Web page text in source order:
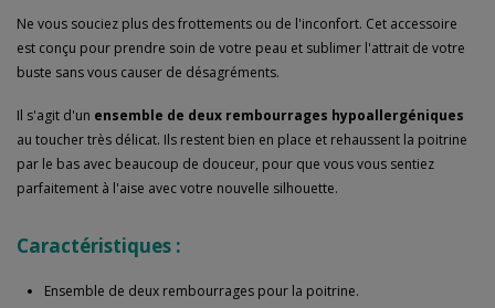
Ne vous souciez plus des frottements ou de l'inconfort. Cet accessoire
est conçu pour prendre soin de votre peau et sublimer l'attrait de votre
buste sans vous causer de désagréments.
Il s'agit d'un ensemble de deux rembourrages hypoallergéniques
au toucher très délicat. Ils restent bien en place et rehaussent la poitrine
par le bas avec beaucoup de douceur, pour que vous vous sentiez
parfaitement à l'aise avec votre nouvelle silhouette.
Caractéristiques :
Ensemble de deux rembourrages pour la poitrine.